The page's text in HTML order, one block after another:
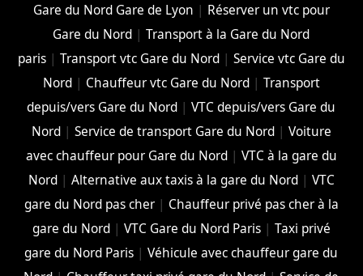
Gare du Nord Gare de Lyon | Réserver un vtc pour
Gare du Nord |Transport à la Gare du Nord
paris| Transport vtc Gare du Nord| Service vtc Gare du
Nord| Chauffeur vtc Gare du Nord| Transport
depuis/vers Gare du Nord |VTC depuis/vers Gare du
Nord| Service de transport Gare du Nord| Voiture
avec chauffeur pour Gare du Nord| VTC à la gare du
Nord| Alternative aux taxis à la gare du Nord| VTC
gare du Nord pas cher| Chauffeur privé pas cher à la
gare du Nord| VTC Gare du Nord Paris| Taxi privé
gare du Nord Paris |Véhicule avec chauffeur gare du